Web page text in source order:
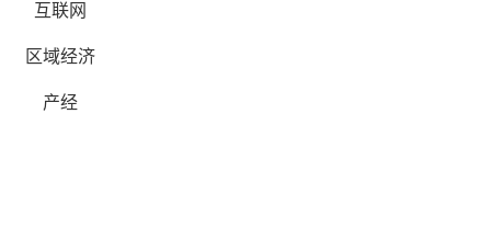
互联网
区域经济
产经